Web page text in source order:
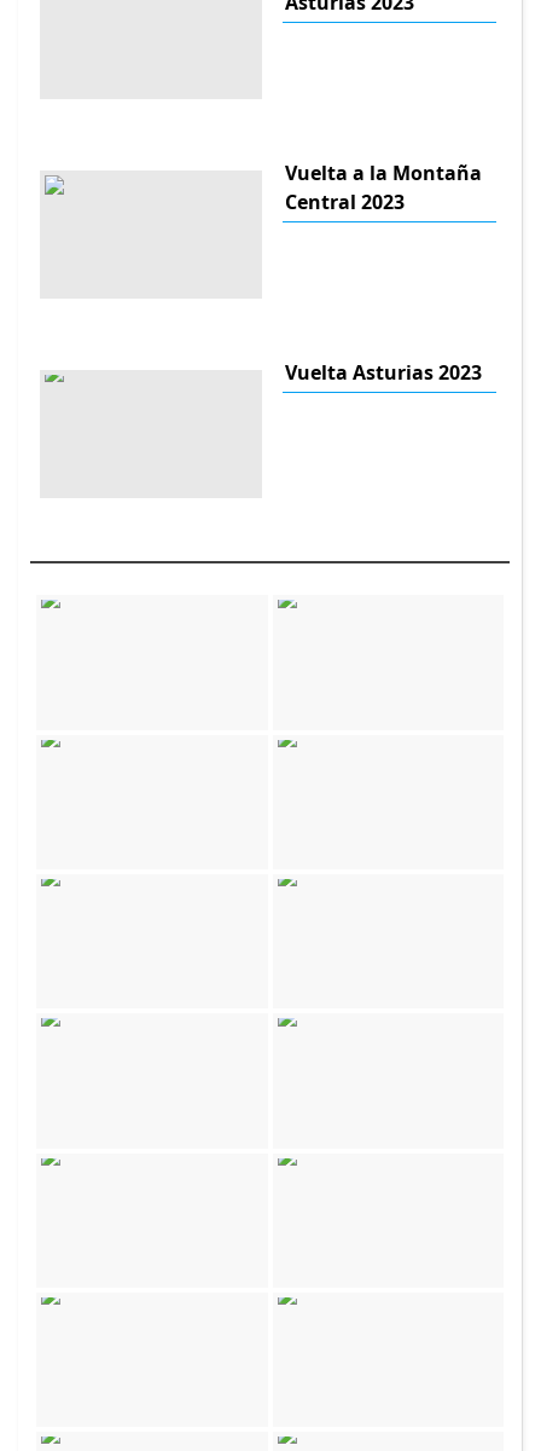
Vuelta a la Montaña
Central 2023
Vuelta Asturias 2023